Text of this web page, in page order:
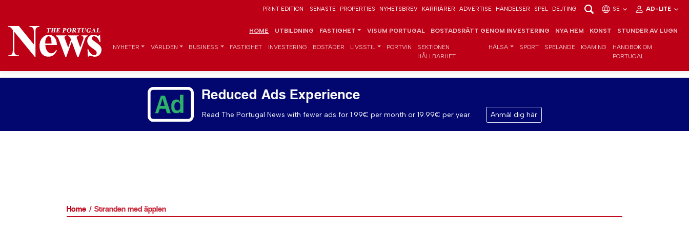
PRINT EDITION SENASTE PROPERTIES NYHETSBREV KARRIÄRER ADVERTISE HÄNDELSER SPEL DEJTING SE AD-LITE
HOME UTBILDNING FASTIGHET VISUM PORTUGAL BOSTADSRÄTT GENOM INVESTERING NYA HEM KONST STUNDER AV LUGN
NYHETER VÄRLDEN BUSINESS FASTIGHET INVESTERING BOSTÄDER LIVSSTIL PORTVIN
SEKTIONEN
HÅLLBARHET
HÄLSA SPORT SPELANDE IGAMING
HANDBOK OM
PORTUGAL
Reduced Ads Experience
Read The Portugal News with fewer ads for 1.99€ per month or 19.99€ per year. Anmäl dig här
Home Stranden med äpplen